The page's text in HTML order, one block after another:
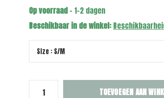
Op voorraad- 1-2 dagen
Beschikbaar in de winkel:
TOEVOEGEN AAN